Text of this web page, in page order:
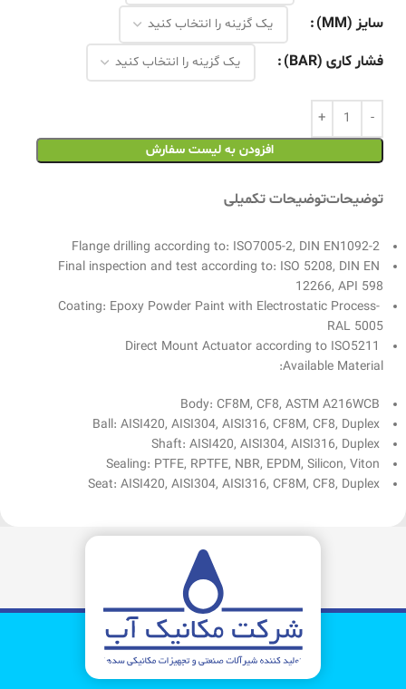
سایز (MM)
فشار کاری (BAR)
افزودن به لیست سفارش
توضیحاتتوضیحات تکمیلی
Final inspection and test according to: ISO 5208, DIN EN
12266, API 598
Coating: Epoxy Powder Paint with Electrostatic Process-
RAL 5005
Available Material: